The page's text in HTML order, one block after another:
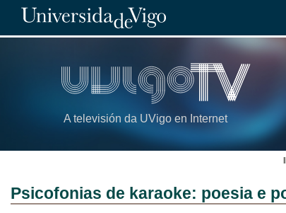
A televisión da UVigo en Internet
Psicofonias de karaoke: poesia e